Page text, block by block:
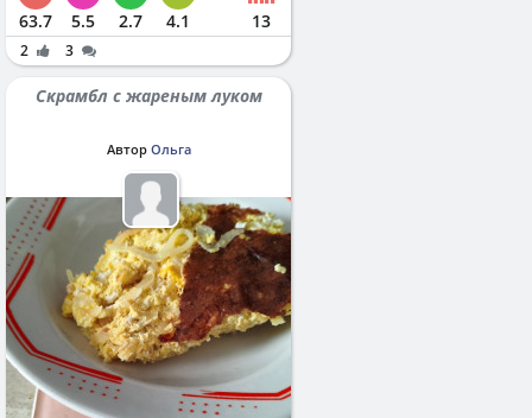
63.7 5.5 2.7 4.1 13
2 3
Скрамбл с жареным луком
Автор Ольга